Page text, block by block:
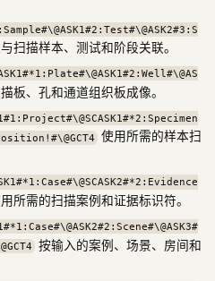
扫描样本、测试和阶段关联。
板、孔和通道组织板成像。
使用所需的样本扫
所需的扫描案例和证据标识符。
按输入的案例、场景、房间和